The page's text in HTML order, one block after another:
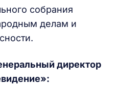
собрания
делам и
директор